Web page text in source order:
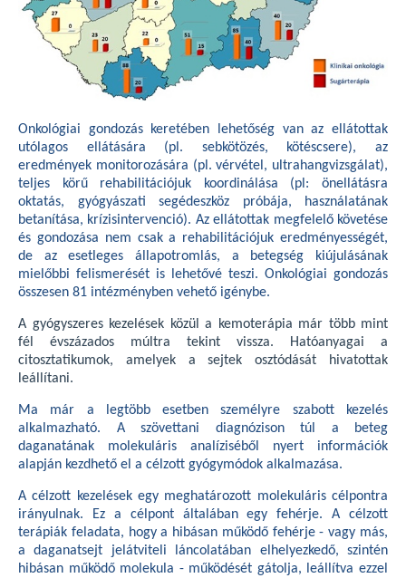
Onkológiai gondozás keretében lehetőség van az ellátottak
utólagos ellátására (pl. sebkötözés, kötéscsere), az
eredmények monitorozására (pl. vérvétel, ultrahangvizsgálat),
teljes körű rehabilitációjuk koordinálása (pl: önellátásra
oktatás, gyógyászati segédeszköz próbája, használatának
betanítása, krízisintervenció). Az ellátottak megfelelő követése
és gondozása nem csak a rehabilitációjuk eredményességét,
de az esetleges állapotromlás, a betegség kiújulásának
mielőbbi felismerését is lehetővé teszi. Onkológiai gondozás
összesen 81 intézményben vehető igénybe.
A gyógyszeres kezelések közül a kemoterápia már több mint
fél évszázados múltra tekint vissza. Hatóanyagai a
citosztatikumok, amelyek a sejtek osztódását hivatottak
leállítani.
Ma már a legtöbb esetben személyre szabott kezelés
alkalmazható. A szövettani diagnózison túl a beteg
daganatának molekuláris analíziséből nyert információk
alapján kezdhető el a célzott gyógymódok alkalmazása.
A célzott kezelések egy meghatározott molekuláris célpontra
irányulnak. Ez a célpont általában egy fehérje. A célzott
terápiák feladata, hogy a hibásan működő fehérje - vagy más,
a daganatsejt jelátviteli láncolatában elhelyezkedő, szintén
hibásan működő molekula - működését gátolja, leállítva ezzel